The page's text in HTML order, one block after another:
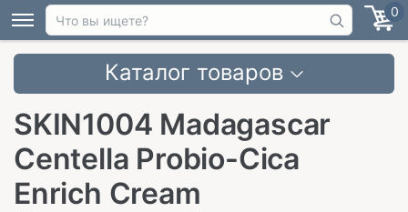
0
Каталог товаров
SKIN1004 Madagascar
Centella Probio-Cica
Enrich Cream